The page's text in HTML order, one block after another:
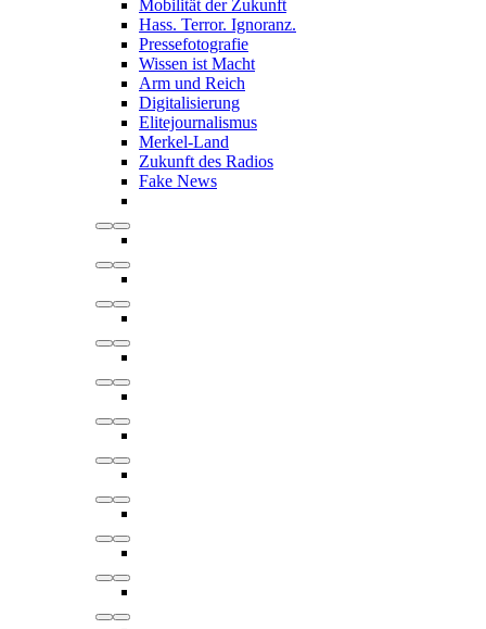
Mobilität der Zukunft
Hass. Terror. Ignoranz.
Pressefotografie
Wissen ist Macht
Arm und Reich
Digitalisierung
Elitejournalismus
Merkel-Land
Zukunft des Radios
Fake News